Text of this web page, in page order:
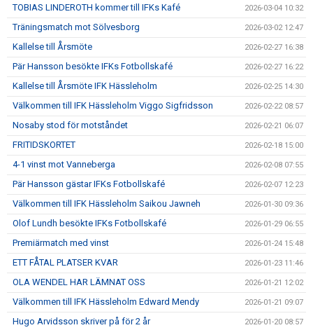
TOBIAS LINDEROTH kommer till IFKs Kafé 2026-03-04 10:32
Träningsmatch mot Sölvesborg 2026-03-02 12:47
Kallelse till Årsmöte 2026-02-27 16:38
Pär Hansson besökte IFKs Fotbollskafé 2026-02-27 16:22
Kallelse till Årsmöte IFK Hässleholm 2026-02-25 14:30
Välkommen till IFK Hässleholm Viggo Sigfridsson 2026-02-22 08:57
Nosaby stod för motståndet 2026-02-21 06:07
FRITIDSKORTET 2026-02-18 15:00
4-1 vinst mot Vanneberga 2026-02-08 07:55
Pär Hansson gästar IFKs Fotbollskafé 2026-02-07 12:23
Välkommen till IFK Hässleholm Saikou Jawneh 2026-01-30 09:36
Olof Lundh besökte IFKs Fotbollskafé 2026-01-29 06:55
Premiärmatch med vinst 2026-01-24 15:48
ETT FÅTAL PLATSER KVAR 2026-01-23 11:46
OLA WENDEL HAR LÄMNAT OSS 2026-01-21 12:02
Välkommen till IFK Hässleholm Edward Mendy 2026-01-21 09:07
Hugo Arvidsson skriver på för 2 år 2026-01-20 08:57